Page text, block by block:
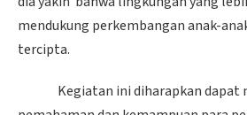
mendukung perkembangan anak-
tercipta.
Kegiatan ini diharapkan dapat